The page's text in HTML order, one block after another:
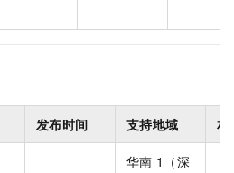
发布时间 支持地域 相
华南 1（深